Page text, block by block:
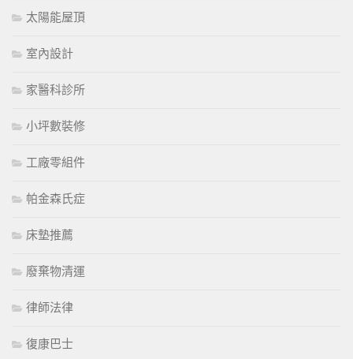
太陽能屋頂
室內設計
家醫科診所
小坪數裝修
工廠零組件
帕金森氏症
床墊推薦
廢棄物清運
律師法律
復康巴士